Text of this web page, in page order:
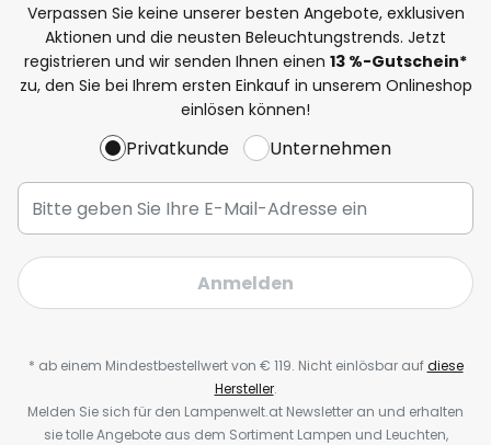
Verpassen Sie keine unserer besten Angebote, exklusiven
Aktionen und die neusten Beleuchtungstrends. Jetzt
registrieren und wir senden Ihnen einen 13 %-Gutschein*
zu, den Sie bei Ihrem ersten Einkauf in unserem Onlineshop
einlösen können!
Privatkunde Unternehmen
Anmelden
* ab einem Mindestbestellwert von € 119. Nicht einlösbar aufdiese
Hersteller.
Melden Sie sich für den Lampenwelt.at Newsletter an und erhalten
sie tolle Angebote aus dem Sortiment Lampen und Leuchten,